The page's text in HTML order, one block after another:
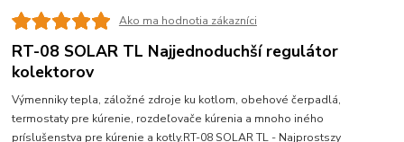
Ako ma hodnotia zákazníci
RT-08 SOLAR TL Najjednoduchší regulátor
kolektorov
Výmenniky tepla, záložné zdroje ku kotlom, obehové čerpadlá,
termostaty pre kúrenie, rozdeľovače kúrenia a mnoho iného
príslušenstva pre kúrenie a kotly.RT-08 SOLAR TL - Najprostszy